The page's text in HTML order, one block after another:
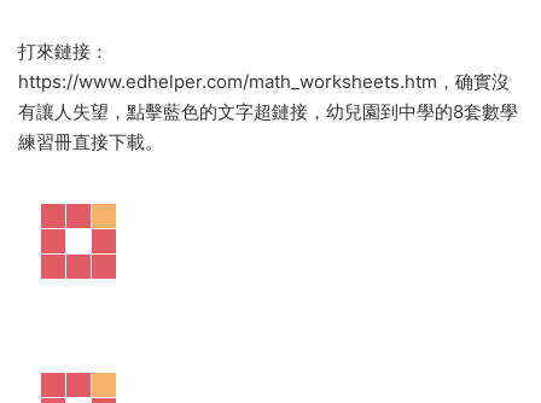
打來鏈接：
https://www.edhelper.com/math_worksheets.htm，确實沒
有讓人失望，點擊藍色的文字超鏈接，幼兒園到中學的8套數學
練習冊直接下載。